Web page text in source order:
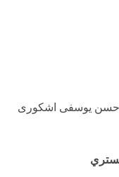
حسن یوسفی اشکوری